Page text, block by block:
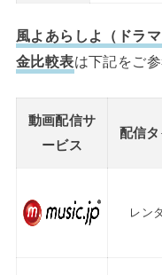
風よあらしよ（ドラ
金比較表は下記をご
動画配信サ
ービス
配信
レン